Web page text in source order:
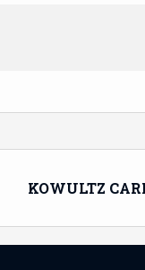
KOWULTZ